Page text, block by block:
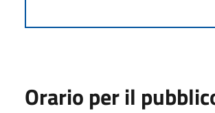
Orario per il